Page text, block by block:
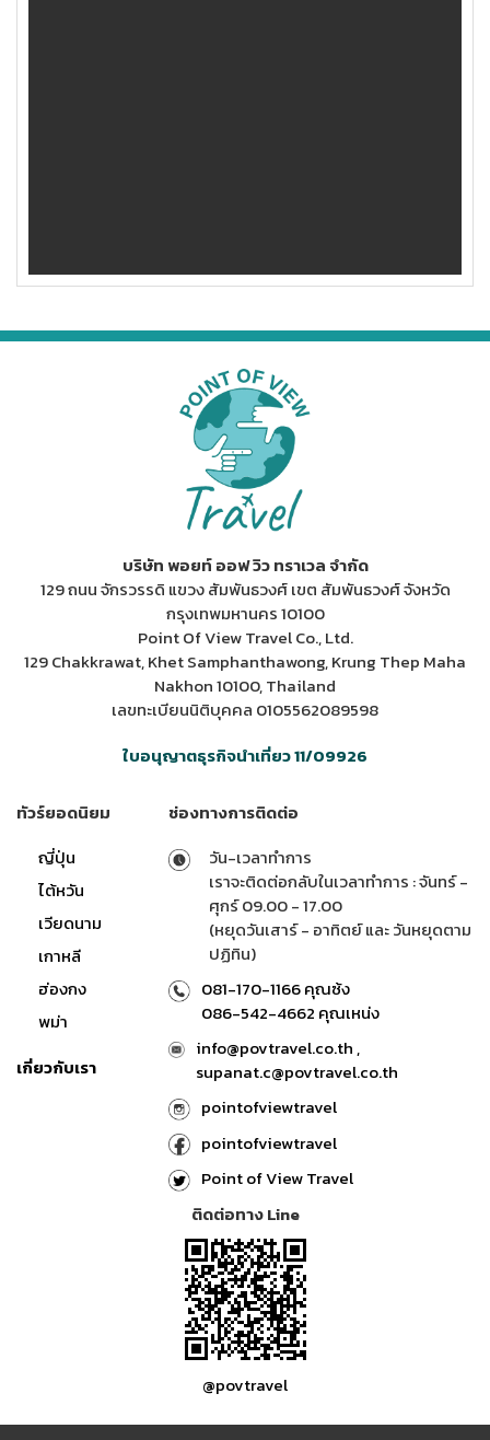
บริษัท พอยท์ ออฟ วิว ทราเวล จำกัด
129 ถนน จักรวรรดิ แขวง สัมพันธวงศ์ เขต สัมพันธวงศ์ จังหวัด
กรุงเทพมหานคร 10100
Point Of View Travel Co., Ltd.
129 Chakkrawat, Khet Samphanthawong, Krung Thep Maha
Nakhon 10100, Thailand
เลขทะเบียนนิติบุคคล 0105562089598
ใบอนุญาตธุรกิจนำเที่ยว 11/09926
ทัวร์ยอดนิยม
ญี่ปุ่น
ไต้หวัน
เวียดนาม
เกาหลี
ฮ่องกง
พม่า
เกี่ยวกับเรา
ช่องทางการติดต่อ
วัน-เวลาทำการ
เราจะติดต่อกลับในเวลาทำการ : จันทร์ -
ศุกร์ 09.00 - 17.00
(หยุดวันเสาร์ - อาทิตย์ และ วันหยุดตาม
ปฏิทิน)
081-170-1166 คุณซ้ง
086-542-4662 คุณเหน่ง
info@povtravel.co.th ,
supanat.c@povtravel.co.th
pointofviewtravel
pointofviewtravel
Point of View Travel
ติดต่อทาง Line
@povtravel